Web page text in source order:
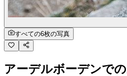
すべての6枚の写真
アーデルボーデンで